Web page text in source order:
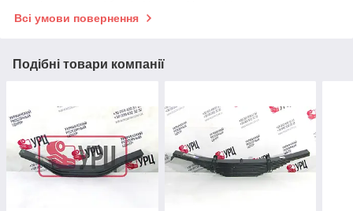
Всі умови повернення
Подібні товари компанії